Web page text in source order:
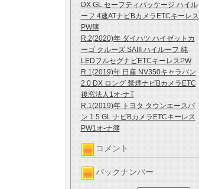
DX GL セーフティパッケージ ハイル
ーフ 4速ATナビBカメラETCキーレス
PW簿
R.2(2020)年 ダイハツ ハイゼットカ
ーゴ クルーズ SAIII ハイルーフ 純
LEDフルセグナビETCキーレスPW
R.1(2019)年 日産 NV350キャラバン
2.0 DX ロング 禁煙ナビBカメラETC
後窓法人1オ-ナT
R.1(2019)年 トヨタ タウンエースバ
ン 1.5 GL ナビBカメラETCキーレス
PW1オ-ナ簿
コメント
バックナンバー